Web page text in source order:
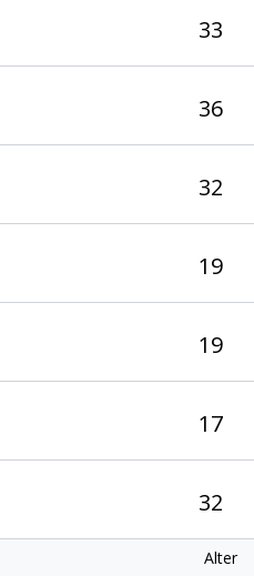
33
36
32
19
19
17
32
Alter